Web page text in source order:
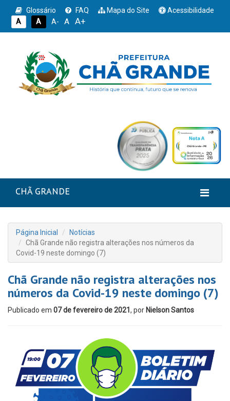
Glossário FAQ Mapa do Site
Acessibilidade
A
A A- A A+
CHÃ GRANDE
Página Inicial
Notícias
Chã Grande não registra alterações nos números da
Covid-19 neste domingo (7)
Chã Grande não registra alterações nos
números da Covid-19 neste domingo (7)
Publicado em 07 de fevereiro de 2021 , por Nielson Santos